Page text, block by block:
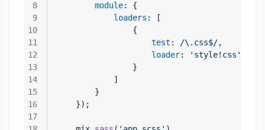
8
module
9
loaders
10
11
test : /\.css$/
12
loader:
'style!css'
13
14
15
16
17